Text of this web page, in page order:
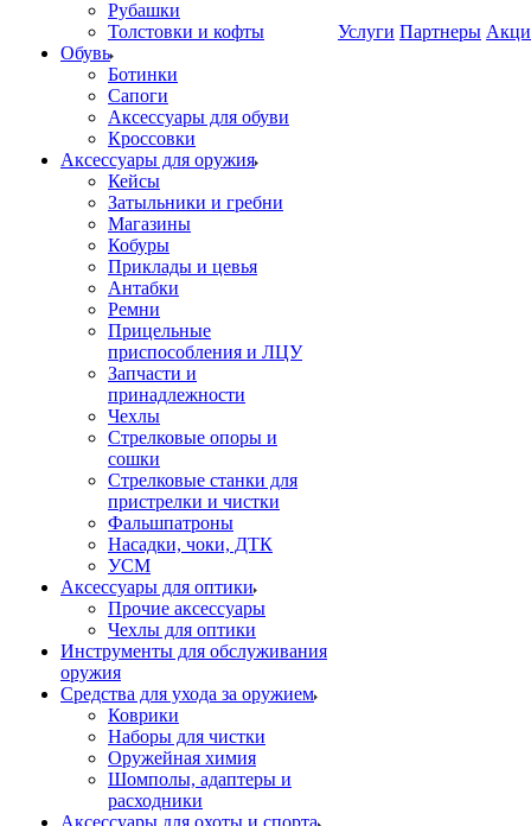
Рубашки
Толстовки и кофты
Обувь
Ботинки
Сапоги
Аксессуары для обуви
Кроссовки
Аксессуары для оружия
Кейсы
Затыльники и гребни
Магазины
Кобуры
Приклады и цевья
Антабки
Ремни
Прицельные
приспособления и ЛЦУ
Запчасти и
принадлежности
Чехлы
Стрелковые опоры и
сошки
Стрелковые станки для
пристрелки и чистки
Фальшпатроны
Насадки, чоки, ДТК
УСМ
Аксессуары для оптики
Прочие аксессуары
Чехлы для оптики
Инструменты для обслуживания
оружия
Средства для ухода за оружием
Коврики
Наборы для чистки
Оружейная химия
Шомполы, адаптеры и
расходники
Аксессуары для охоты и спорта
Услуги Партнеры